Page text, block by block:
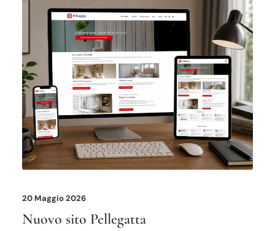
20 Maggio 2026
Nuovo sito Pellegatta